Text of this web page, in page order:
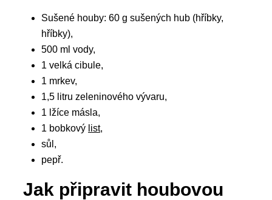
Sušené houby: 60 g sušených hub (hříbky,
hříbky),
500 ml vody,
1 velká cibule,
1 mrkev,
1,5 litru zeleninového vývaru,
1 lžíce másla,
1 bobkový list,
sůl,
pepř.
Jak připravit houbovou